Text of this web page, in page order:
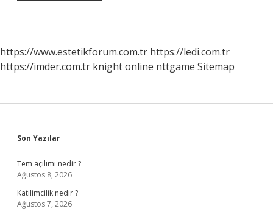
https://www.estetikforum.com.tr https://ledi.com.tr
https://imder.com.tr knight online nttgame Sitemap
Sidebar
Son Yazılar
Tem açılımı nedir ?
Ağustos 8, 2026
Katilimcilik nedir ?
Ağustos 7, 2026